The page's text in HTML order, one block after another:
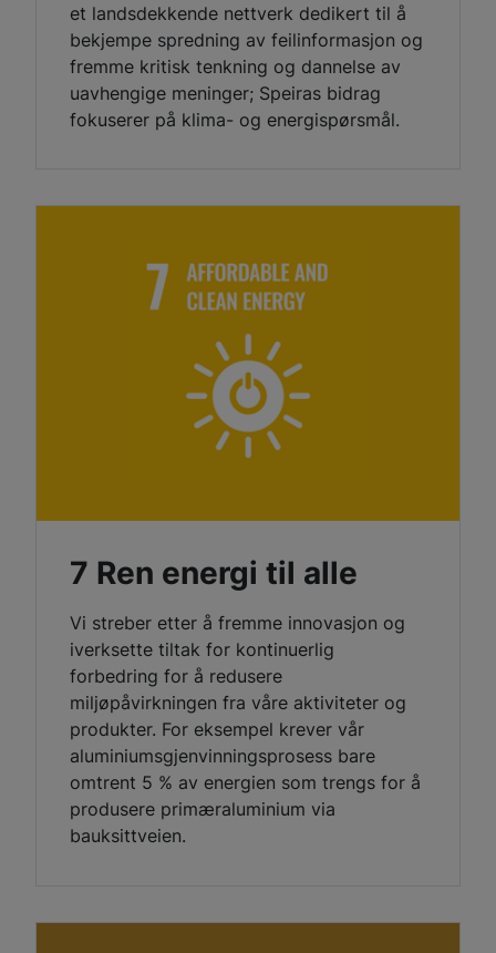
et landsdekkende nettverk dedikert til å
bekjempe spredning av feilinformasjon og
fremme kritisk tenkning og dannelse av
uavhengige meninger; Speiras bidrag
fokuserer på klima- og energispørsmål.
7 Ren energi til alle
Vi streber etter å fremme innovasjon og
iverksette tiltak for kontinuerlig
forbedring for å redusere
miljøpåvirkningen fra våre aktiviteter og
produkter. For eksempel krever vår
aluminiumsgjenvinningsprosess bare
omtrent 5 % av energien som trengs for å
produsere primæraluminium via
bauksittveien.